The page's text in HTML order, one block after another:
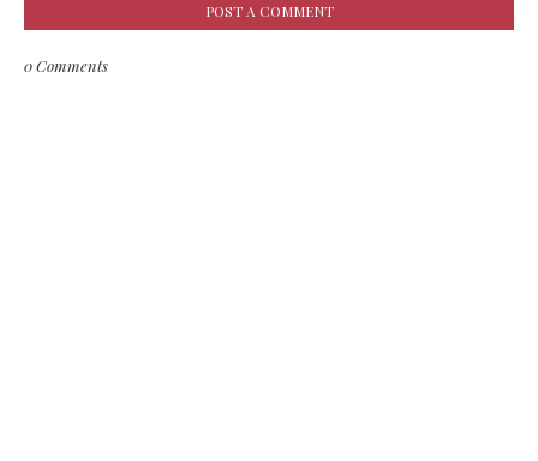
POST A COMMENT
0 Comments